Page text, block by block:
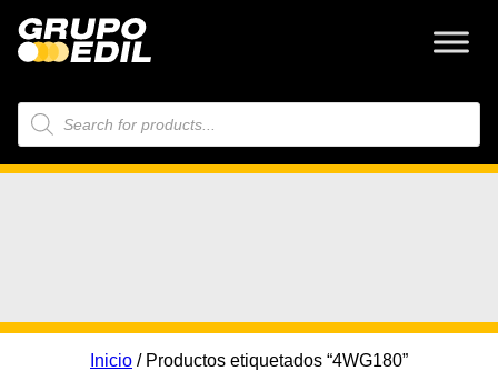
Búsqueda
de
productos
Inicio / Productos etiquetados “4WG180”